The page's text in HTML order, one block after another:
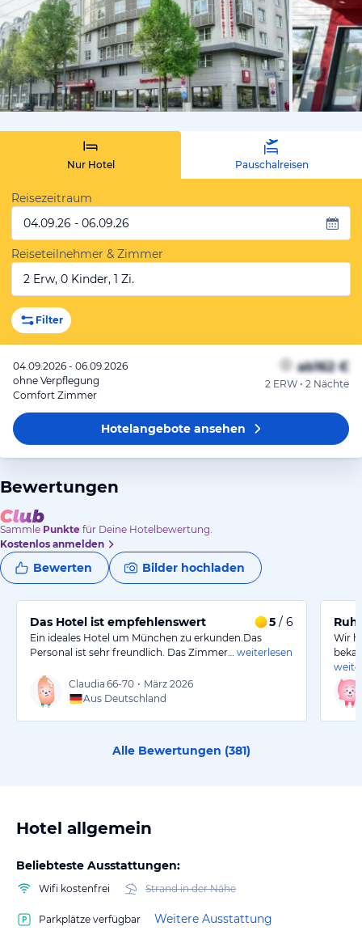
vom
Nur Hotel Pauschalreisen
Reisezeitraum
04.09.26 - 06.09.26
Reiseteilnehmer & Zimmer
2 Erw, 0 Kinder, 1 Zi.
Filter
04.09.2026 - 06.09.2026
ohne Verpflegung
Comfort Zimmer
ab162 €
2 ERW • 2 Nächte
Hotelangeboteansehen
Bewertungen
Sammle Punkte für Deine Hotelbewertung.
Kostenlos anmelden
Bewerten Bilder hochladen
Das Hotel ist empfehlenswert 5 / 6
Ein ideales Hotel um München zu erkunden.Das
Personal ist sehr freundlich. Das Zimmer…
weiterlesen
Claudia 66-70 • März 2026
Aus Deutschland
Wir
Alle Bewertungen (381)
Hotel allgemein
Beliebteste Ausstattungen:
Wifi kostenfrei Strand in der Nähe
Parkplätze verfügbar Weitere Ausstattung